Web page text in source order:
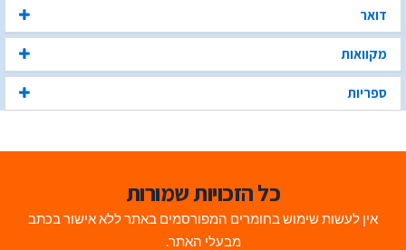
דואר
מקוואות
ספריות
כל הזכויות שמורות
אין לעשות שימוש בחומרים המפורסמים באתר ללא אישור בכתב
מבעלי האתר.